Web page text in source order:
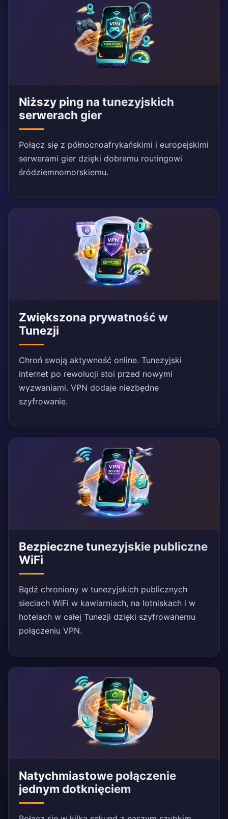
Niższy ping na tunezyjskich
serwerach gier
Połącz się z północnoafrykańskimi i europejskimi
serwerami gier dzięki dobremu routingowi
śródziemnomorskiemu.
Zwiększona prywatność w
Tunezji
Chroń swoją aktywność online. Tunezyjski
internet po rewolucji stoi przed nowymi
wyzwaniami. VPN dodaje niezbędne
szyfrowanie.
Bezpieczne tunezyjskie publiczne
WiFi
Bądź chroniony w tunezyjskich publicznych
sieciach WiFi w kawiarniach, na lotniskach i w
hotelach w całej Tunezji dzięki szyfrowanemu
połączeniu VPN.
Natychmiastowe połączenie
jednym dotknięciem